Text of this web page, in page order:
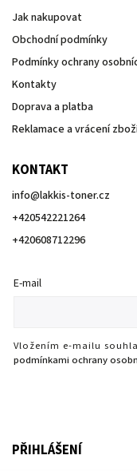
Jak nakupovat
Obchodní podmínky
Podmínky ochrany
Kontakty
Doprava a platba
Reklamace a vrácení
KONTAKT
info@lakkis-toner.cz
+420542221264
+420608712296
E-mail
Vložením e-mailu
podmínkami ochrany
PŘIHLÁŠENÍ